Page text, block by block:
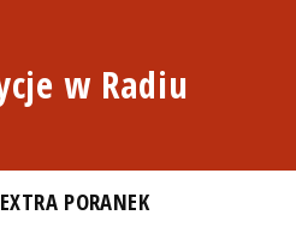
w Radiu
EXTRA PORANEK